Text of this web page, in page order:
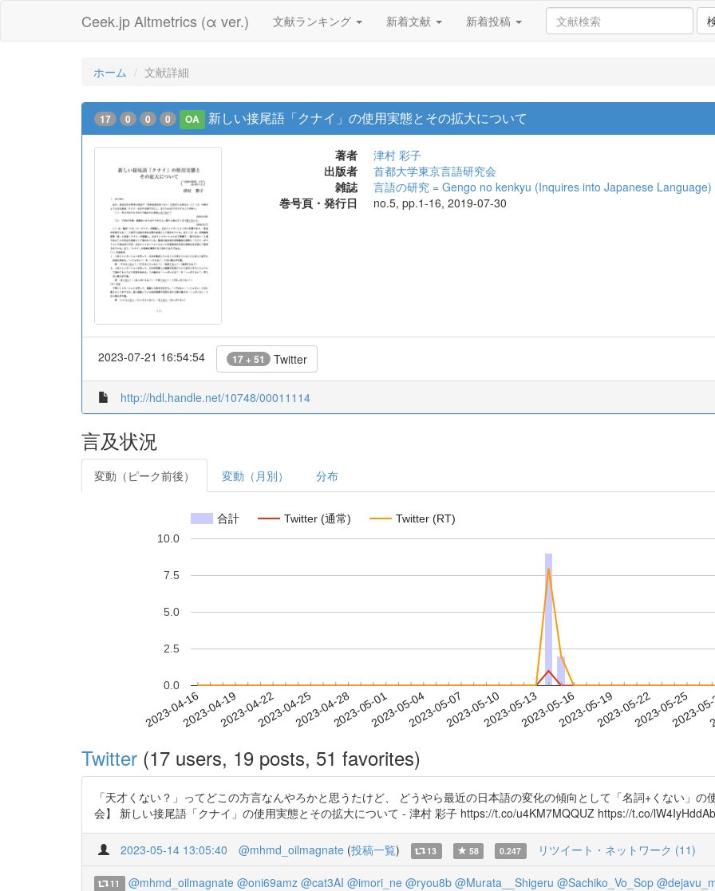
Ceek.jp Altmetrics (α ver.) 文献ランキング 新着文献 新着投稿
ホーム 文献詳細
17 0 0 0 OA 新しい接尾語「クナイ」の使用実態とその拡大について
著者
津村 彩子
出版者
首都大学東京言語研究会
雑誌
言語の研究 = Gengo no kenkyu (Inquires into Japanese Language)
巻号頁・発行日
no.5, pp.1-16, 2019-07-30
2023-07-21 16:54:54 17 + 51 Twitter
http://hdl.handle.net/10748/00011114
言及状況
変動（ピーク前後） 変動（月別） 分布
合計 Twitter (通常) Twitter (RT)
2023-04-162023-04-192023-04-222023-04-252023-04-282023-05-012023-05-042023-05-072023-05-102023-05-132023-05-162023-05-192023-05-222023-05-25
2023-
0.0
2.5
5.0
7.5
10.0
Twitter (17 users, 19 posts, 51 favorites)
「天才くない？」ってどこの方言なんやろかと思うたけど、 どうやら最近の日本語の変化の傾向として「名詞+くない」
会】 新しい接尾語「クナイ」の使用実態とその拡大について - 津村 彩子 https://t.co/u4KM7MQQUZ https://t.co/lW4IyHddAb
2023-05-14 13:05:40 @mhmd_oilmagnate (投稿一覧) 13 58 0.247 リツイート・ネットワーク (11)
11 @mhmd_oilmagnate @oni69amz @cat3AI @imori_ne @ryou8b @Murata__Shigeru @Sachiko_Vo_Sop